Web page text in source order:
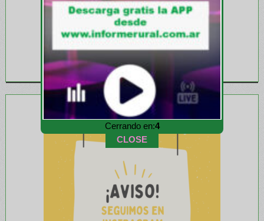
Cerrando en:1
CLOSE